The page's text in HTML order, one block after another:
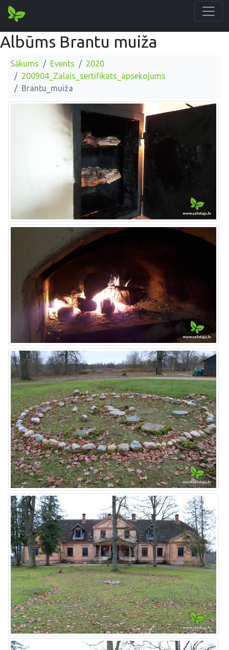
Albūms Brantu muiža
Sākums Events
2020
200904_Zalais_sertifikats_apsekojums
Brantu_muiža